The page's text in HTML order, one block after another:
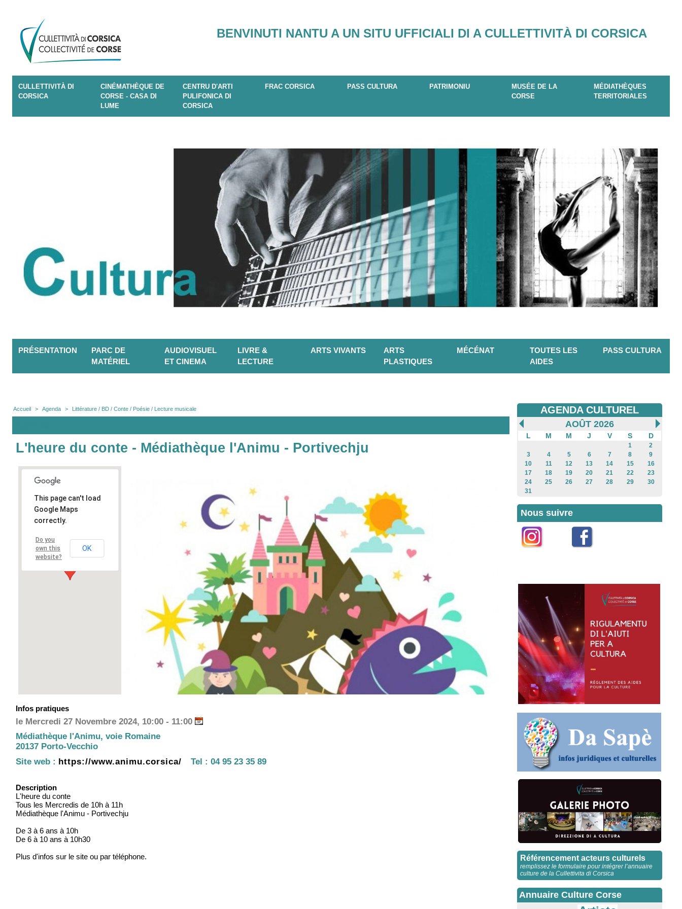
BENVINUTI NANTU A UN SITU UFFICIALI DI A CULLETTIVITÀ DI CORSICA
CULLETTIVITÀ DI
CORSICA
CINÉMATHÈQUE DE
CORSE - CASA DI
LUME
CENTRU D'ARTI
PULIFONICA DI
CORSICA
FRAC CORSICA PASS CULTURA PATRIMONIU
MUSÉE DE LA
CORSE
MÉDIATHÈQUES
TERRITORIALES
PRÉSENTATION
PARC DE
MATÉRIEL
AUDIOVISUEL
ET CINEMA
LIVRE &
LECTURE
ARTS VIVANTS
ARTS
PLASTIQUES
MÉCÉNAT
TOUTES LES
AIDES
PASS CULTURA
Accueil > Agenda > Littérature / BD / Conte / Poésie / Lecture musicale
L'heure du conte - Médiathèque l'Animu - Portivechju
This page can't load
Google Maps
correctly.
Do you
own this
website?
OK
Infos pratiques
le Mercredi 27 Novembre 2024, 10:00 - 11:00
Médiathèque l'Animu, voie Romaine
20137 Porto-Vecchio
Site web : https://www.animu.corsica/ Tel : 04 95 23 35 89
Description
L'heure du conte
Tous les Mercredis de 10h à 11h
Médiathèque l'Animu - Portivechju
De 3 à 6 ans à 10h
De 6 à 10 ans à 10h30
Plus d'infos sur le site ou par téléphone.
AGENDA CULTUREL
AOÛT 2026
L M M J V S D
1
2
3
4 5 6 7 8
9
10
11 12 13 14 15
16
17
18 19 20 21 22
23
24
25 26 27 28 29
30
31
Nous suivre
Référencement acteurs culturels
remplissez le formulaire pour intégrer l’annuaire
culture de la Cullettivita di Corsica
Annuaire Culture Corse